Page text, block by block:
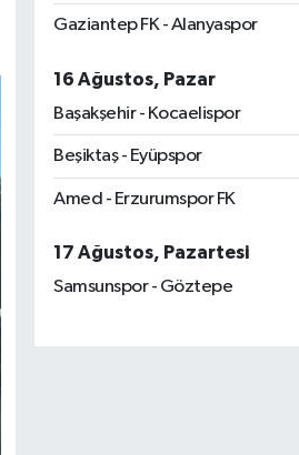
Gaziantep FK - Alanyaspor
16 Ağustos, Pazar
Başakşehir - Kocaelispor
Beşiktaş - Eyüpspor
Amed - Erzurumspor FK
17 Ağustos, Pazartesi
Samsunspor - Göztepe